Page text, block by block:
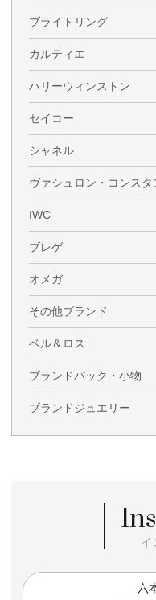
ブライトリング
カルティエ
ハリーウィンストン
セイコー
シャネル
ヴァシュロン・コンスタ
IWC
ブレゲ
オメガ
その他ブランド
ベル＆ロス
ブランドバック・小物
ブランドジュエリー
イ
六